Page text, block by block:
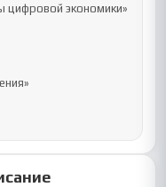
экономики»